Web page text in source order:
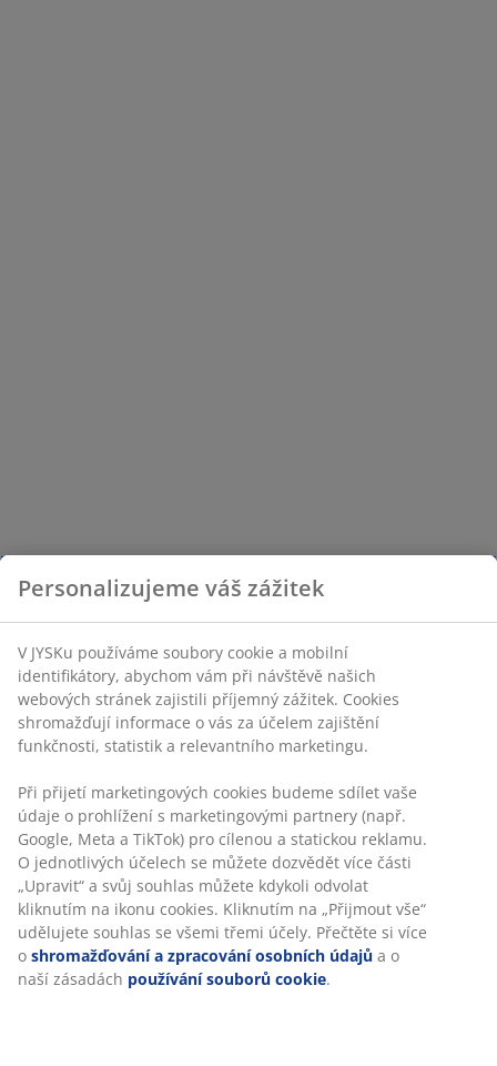
Personalizujeme váš zážitek
V JYSKu používáme soubory cookie a mobilní
identifikátory, abychom vám při návštěvě našich
webových stránek zajistili příjemný zážitek. Cookies
shromažďují informace o vás za účelem zajištění
funkčnosti, statistik a relevantního marketingu.
Při přijetí marketingových cookies budeme sdílet vaše
údaje o prohlížení s marketingovými partnery (např.
Google, Meta a TikTok) pro cílenou a statickou reklamu.
O jednotlivých účelech se můžete dozvědět více části
„Upravit“ a svůj souhlas můžete kdykoli odvolat
kliknutím na ikonu cookies. Kliknutím na „Přijmout vše“
udělujete souhlas se všemi třemi účely. Přečtěte si více
o shromažďování a zpracování osobních údajů a o
naší zásadách používání souborů cookie.